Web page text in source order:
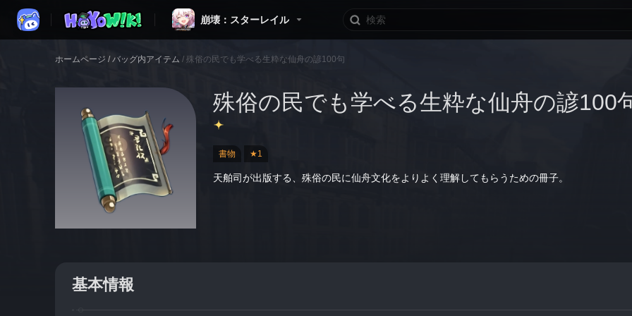
崩壊：スターレイル
ホームページ / バッグ内アイテム / 殊俗の民でも学べる生粋な仙舟の諺100句
殊俗の民でも学べる生粋な仙舟の諺100
書物 ★1
天舶司が出版する、殊俗の民に仙舟文化をよりよく理解してもらうための冊子。
基本情報